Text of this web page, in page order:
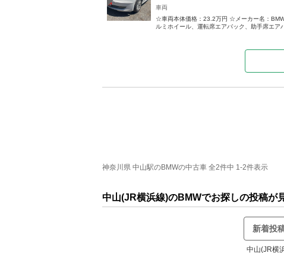
車両
☆車両本体価格：23.2万円 ☆メーカー名：
ルミホイール、運転席エアバック、助手席エア
神奈川県 中山駅のBMWの中古車 全2件中 1-2件表示
中山(JR横浜線)のBMWでお探しの投稿が
新着投
中山(JR横